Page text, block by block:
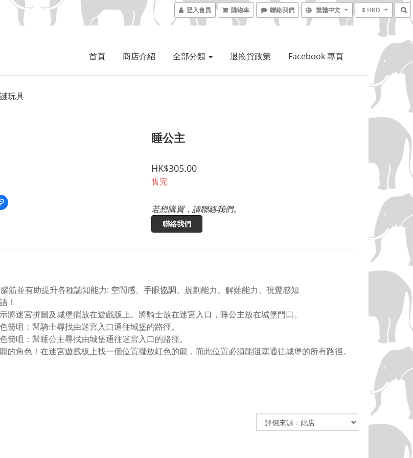
登入會員 購物車 聯絡我們 繁體中文 $ HKD
首頁 商店介紹 全部分類 退換貨政策 Facebook 專頁
玩具
睡公主
HK$305.00
售完
若想購買，請聯絡我們。
聯絡我們
筋並有助提升各種認知能力: 空間感、手眼協調、規劃能力、解難能力、視覺感知
！
將迷宮拼圖及城堡擺放在遊戲版上。將騎士放在迷宮入口，睡公主放在城堡門口。
箭咀：幫騎士尋找由迷宮入口通往城堡的路徑。
箭咀：幫睡公主尋找由城堡通往迷宮入口的路徑。
的角色！在迷宮遊戲板上找一個位置擺放紅色的龍，而此位置必須能阻塞通往城堡的所有路徑。